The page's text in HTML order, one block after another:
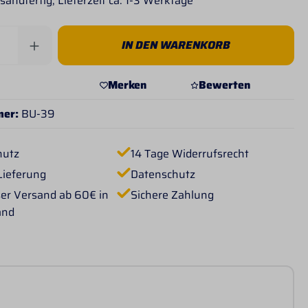
Anzahl: Gib den gewünschten Wert
IN DEN WARENKORB
Merken
Bewerten
BU-39
14 Tage Widerrufsrecht
Datenschutz
Versand ab 60€ in
Sichere Zahlung